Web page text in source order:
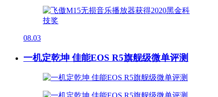
08.03
一机定乾坤 佳能EOS R5旗舰级微单评测